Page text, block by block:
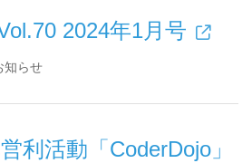
2024年1月号
知らせ
利活動「CoderDojo」